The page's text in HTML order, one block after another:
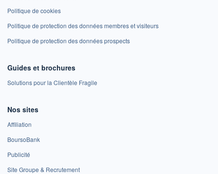
Politique de cookies
Politique de protection des données membres et visiteurs
Politique de protection des données prospects
Guides et brochures
Solutions pour la Clientèle Fragile
Nos sites
Affiliation
BoursoBank
Publicité
Site Groupe & Recrutement